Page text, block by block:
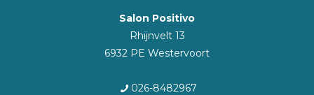
Salon Positivo
Rhijnvelt 13
6932 PE Westervoort
026-8482967